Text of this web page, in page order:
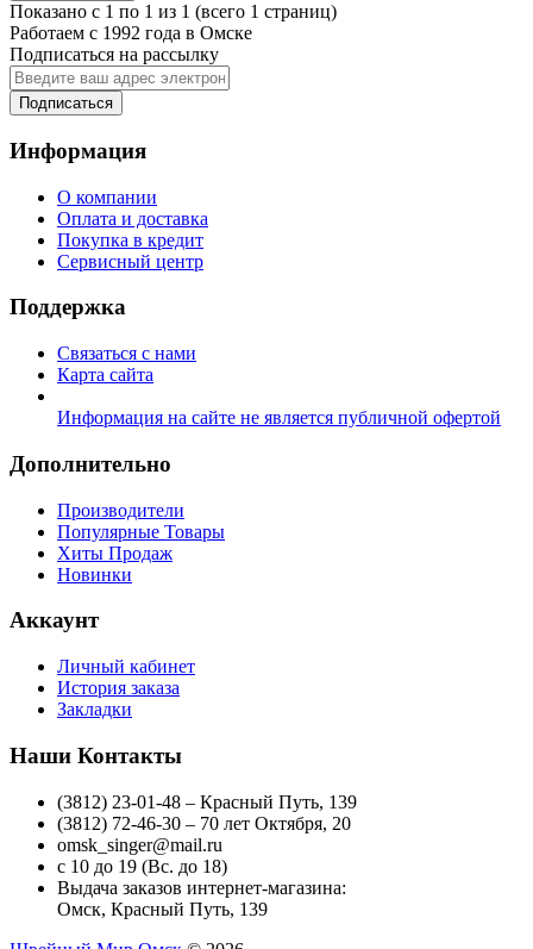
Показано с 1 по 1 из 1 (всего 1 страниц)
Работаем с 1992 года в Омске
Подписаться на рассылку
Подписаться
Информация
О компании
Оплата и доставка
Покупка в кредит
Сервисный центр
Поддержка
Связаться с нами
Карта сайта
Информация на сайте не является публичной офертой
Дополнительно
Производители
Популярные Товары
Хиты Продаж
Новинки
Аккаунт
Личный кабинет
История заказа
Закладки
Наши Контакты
(3812) 23-01-48 – Красный Путь, 139
(3812) 72-46-30 – 70 лет Октября, 20
omsk_singer@mail.ru
с 10 до 19 (Вс. до 18)
Выдача заказов интернет-магазина:
Омск, Красный Путь, 139